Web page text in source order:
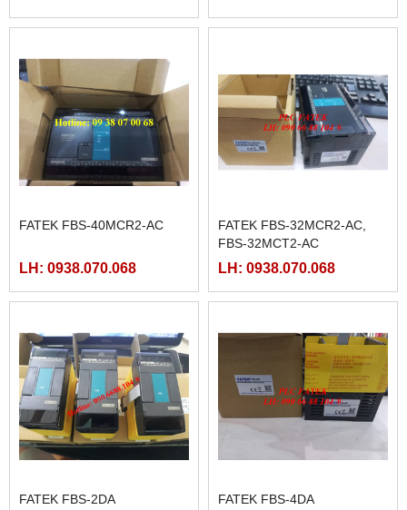
MÀN HÌNH HITECH
PWS5610T-S
LH: 0938.070.068
FATEK FBS-24MAR2-AC
LH: 0938.070.068
FATEK FBS-40MCR2-AC
LH: 0938.070.068
FATEK FBS-32MCR2-AC,
FBS-32MCT2-AC
LH: 0938.070.068